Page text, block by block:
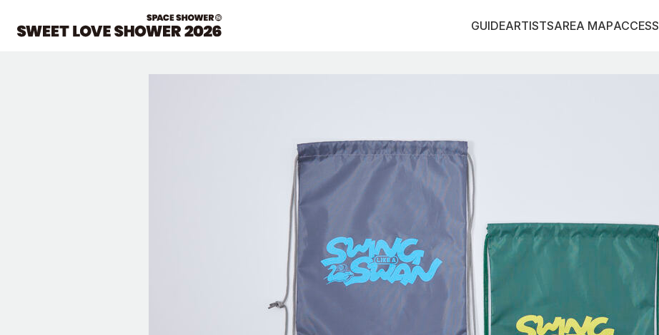
GUIDEARTISTSAREA MAPACCESS